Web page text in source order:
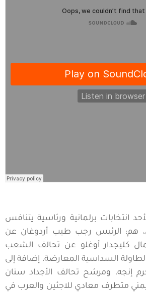
انتخابات برلمانية ورئاسية يتنافس
هم: الرئيس رجب طيب أردوغان عن
كليجدار أوغلو عن تحالف الشعب
السداسية المعارضة، إضافة إلى
إنجه، ومرشح تحالف الأجداد سنان
متطرف معادي للاجئين والعرب في